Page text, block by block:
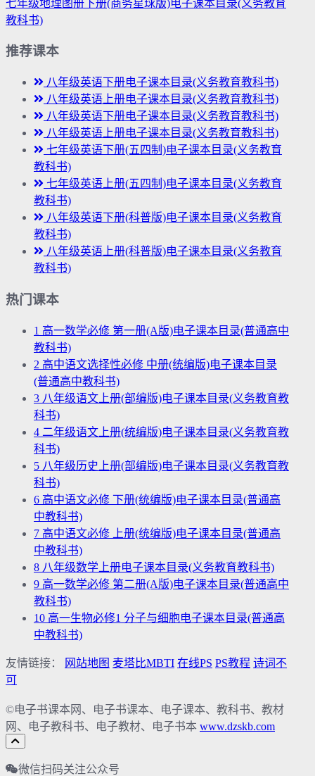
七年级地理图册下册(商务星球版)电子课本目录(义务教育
教科书)
推荐课本
八年级英语下册电子课本目录(义务教育教科书)
八年级英语上册电子课本目录(义务教育教科书)
八年级英语下册电子课本目录(义务教育教科书)
八年级英语上册电子课本目录(义务教育教科书)
七年级英语下册(五四制)电子课本目录(义务教育
教科书)
七年级英语上册(五四制)电子课本目录(义务教育
教科书)
八年级英语下册(科普版)电子课本目录(义务教育
教科书)
八年级英语上册(科普版)电子课本目录(义务教育
教科书)
热门课本
1 高一数学必修 第一册(A版)电子课本目录(普通高中
教科书)
2 高中语文选择性必修 中册(统编版)电子课本目录
(普通高中教科书)
3 八年级语文上册(部编版)电子课本目录(义务教育教
科书)
4 二年级语文上册(统编版)电子课本目录(义务教育教
科书)
5 八年级历史上册(部编版)电子课本目录(义务教育教
科书)
6 高中语文必修 下册(统编版)电子课本目录(普通高
中教科书)
7 高中语文必修 上册(统编版)电子课本目录(普通高
中教科书)
8 八年级数学上册电子课本目录(义务教育教科书)
9 高一数学必修 第二册(A版)电子课本目录(普通高中
教科书)
10 高一生物必修1 分子与细胞电子课本目录(普通高
中教科书)
友情链接： 网站地图 麦塔比MBTI 在线PS PS教程 诗词不
可
©电子书课本网、电子书课本、电子课本、教科书、教材
网、电子教科书、电子教材、电子书本 www.dzskb.com
微信扫码关注公众号